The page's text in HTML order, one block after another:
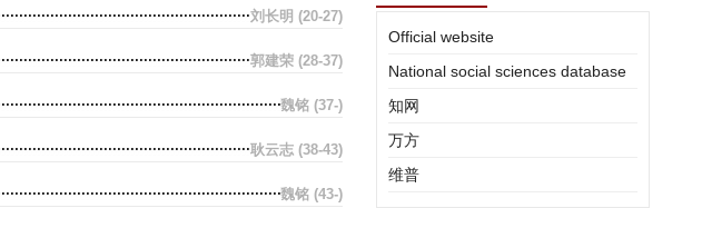
刘长明 (20-27)
郭建荣 (28-37)
魏铭 (37-)
耿云志 (38-43)
魏铭 (43-)
Official website
National social sciences database
知网
万方
维普